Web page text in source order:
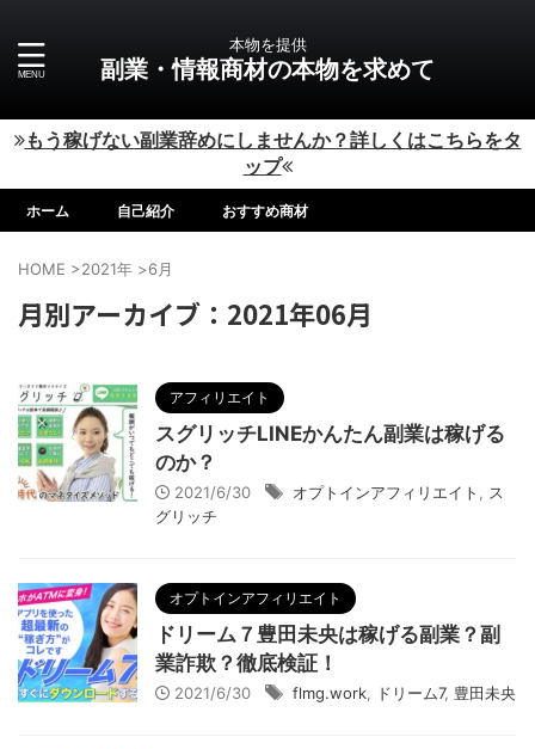
本物を提供
副業・情報商材の本物を求めて
もう稼げない副業辞めにしませんか？詳しくはこちらをタ
ップ
ホーム 自己紹介 おすすめ商材
HOME >2021年 >6月
月別アーカイブ：2021年06月
アフィリエイト
スグリッチLINEかんたん副業は稼げる
のか？
2021/6/30 オプトインアフィリエイト
ス
グリッチ
オプトインアフィリエイト
ドリーム７豊田未央は稼げる副業？副
業詐欺？徹底検証！
2021/6/30 flmg.work ドリーム7, 豊田未央